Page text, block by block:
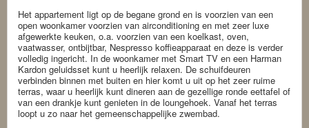
Het appartement ligt op de begane grond en is voorzien van een
open woonkamer voorzien van airconditioning en met zeer luxe
afgewerkte keuken, o.a. voorzien van een koelkast, oven,
vaatwasser, ontbijtbar, Nespresso koffieapparaat en deze is verder
volledig ingericht. In de woonkamer met Smart TV en een Harman
Kardon geluidsset kunt u heerlijk relaxen. De schuifdeuren
verbinden binnen met buiten en hier komt u uit op het zeer ruime
terras, waar u heerlijk kunt dineren aan de gezellige ronde eettafel of
van een drankje kunt genieten in de loungehoek. Vanaf het terras
loopt u zo naar het gemeenschappelijke zwembad.